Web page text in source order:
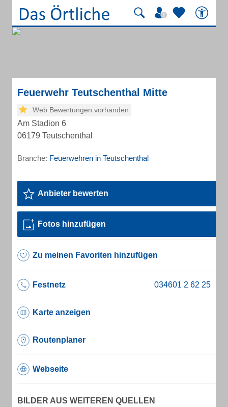
Feuerwehr Teutschenthal Mitte
Web Bewertungen vorhanden
Am Stadion 6
06179 Teutschenthal
Branche: Feuerwehren in Teutschenthal
Anbieter bewerten
Fotos hinzufügen
Zu meinen Favoriten hinzufügen
Festnetz
Karte anzeigen
Routenplaner
Webseite
BILDER AUS WEITEREN QUELLEN